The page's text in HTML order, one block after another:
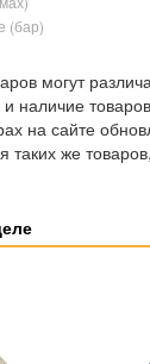
(бар)
могут
и наличие
на сайте
таких же